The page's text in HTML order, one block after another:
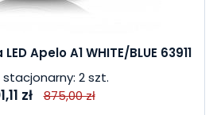
Apelo A1 WHITE/BLUE 63911
stacjonarny: 2 szt.
zł 875,00 zł